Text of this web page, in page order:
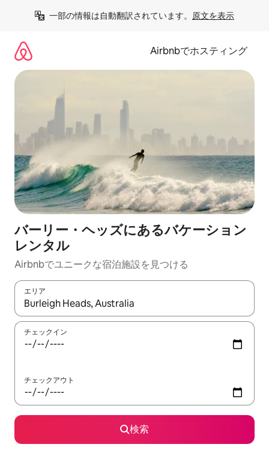
一部の情報は自動翻訳されています。 原文を表示
Airbnbでホスティング
バーリー・ヘッズにあるバケーション
レンタル
Airbnbでユニークな宿泊施設を見つける
エリア
検索結果が表示されたら、上下の矢印キーを使って移動するか
チェックイン
チェックアウト
検索